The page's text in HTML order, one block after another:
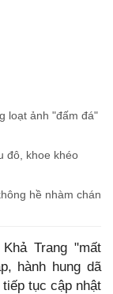
loạt ảnh "đấm đá"
đô, khoe khéo
hề nhàm chán
Trang "mất
hành hung dã
tục cập nhật